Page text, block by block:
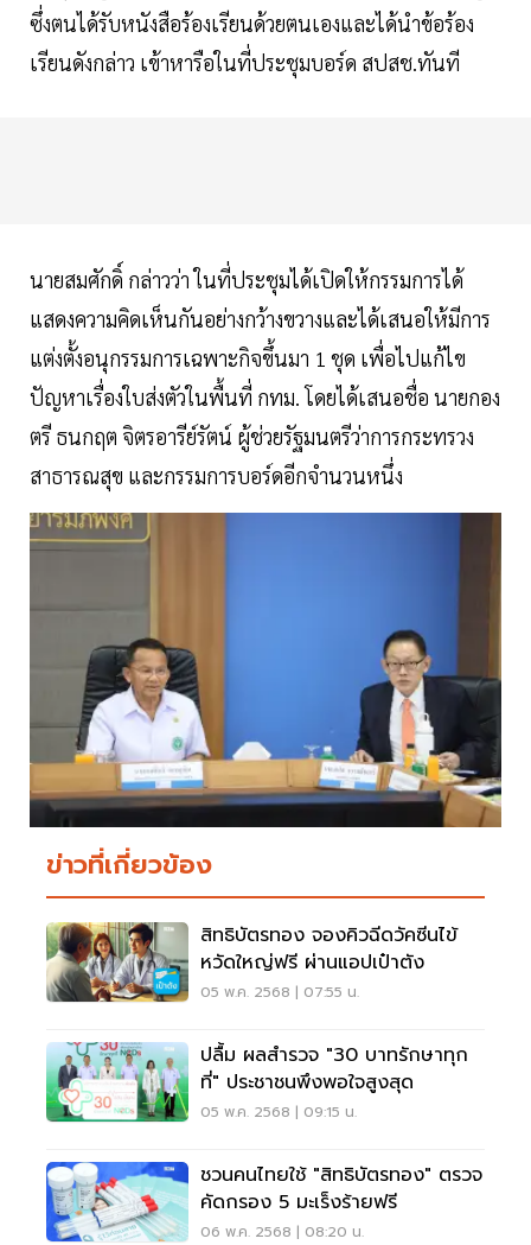
ซึ่งตนได้รับหนังสือร้องเรียนด้วยตนเองและได้นำข้อร้อง
เรียนดังกล่าว เข้าหารือในที่ประชุมบอร์ด สปสช.ทันที
นายสมศักดิ์ กล่าวว่า ในที่ประชุมได้เปิดให้กรรมการได้
แสดงความคิดเห็นกันอย่างกว้างขวางและได้เสนอให้มีการ
แต่งตั้งอนุกรรมการเฉพาะกิจขึ้นมา 1 ชุด เพื่อไปแก้ไข
ปัญหาเรื่องใบส่งตัวในพื้นที่ กทม. โดยได้เสนอชื่อ นายกอง
ตรี ธนกฤต จิตรอารีย์รัตน์ ผู้ช่วยรัฐมนตรีว่าการกระทรวง
สาธารณสุข และกรรมการบอร์ดอีกจำนวนหนึ่ง
ข่าวที่เกี่ยวข้อง
สิทธิบัตรทอง จองคิวฉีดวัคซีนไข้
หวัดใหญ่ฟรี ผ่านแอปเป๋าตัง
05 พ.ค. 2568 | 07:55 น.
ปลื้ม ผลสำรวจ "30 บาทรักษาทุก
ที่" ประชาชนพึงพอใจสูงสุด
05 พ.ค. 2568 | 09:15 น.
ชวนคนไทยใช้ "สิทธิบัตรทอง" ตรวจ
คัดกรอง 5 มะเร็งร้ายฟรี
06 พ.ค. 2568 | 08:20 น.